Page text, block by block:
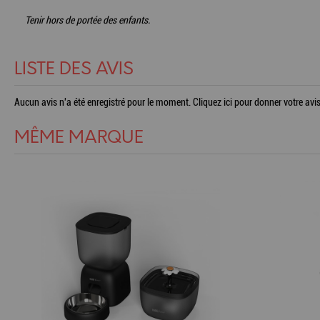
Tenir hors de portée des enfants.
LISTE DES AVIS
Aucun avis n'a été enregistré pour le moment.Cliquez ici pour donner votre
MÊME MARQUE